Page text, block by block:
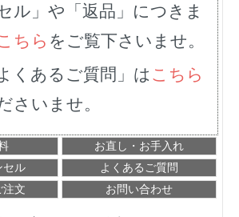
ル」や「返品」につきま
ちら をご覧下さいませ。
くあるご質問」は こちら
さいませ。
お直し・お手入れ
セル
よくあるご質問
注文
お問い合わせ